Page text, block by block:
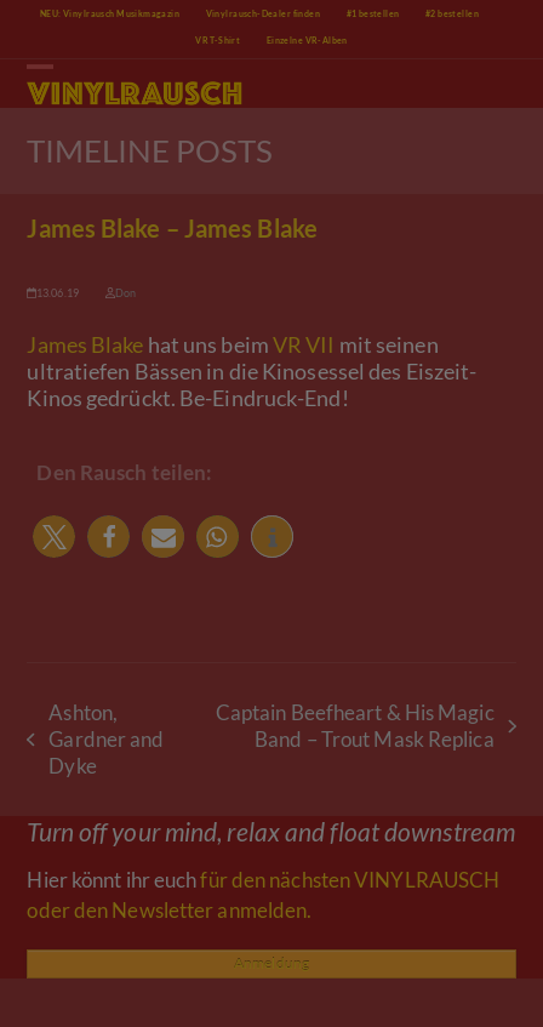
content
NEU: Vinylrausch Musikmagazin Vinylrausch-Dealer finden #1 bestellen #2 bestellen
VR T-Shirt Einzelne VR-Alben
Open
mobile
menu
Close
mobile
menu
TIMELINE POSTS
James Blake – James Blake
13.06.19 Don
James Blake hat uns beimVR VII mit seinen
ultratiefen Bässen in die Kinosessel des Eiszeit-
Kinos gedrückt. Be-Eindruck-End!
Den Rausch teilen:
vorheriger
Beitrag:
Ashton,
Gardner and
Dyke
Nächster
Captain Beefheart & His Magic
Band – Trout Mask Replica
Turn off your mind, relax and float downstream
Hier könnt ihr euchfür den nächsten VINYLRAUSCH
oder den Newsletter anmelden.
Anmeldung